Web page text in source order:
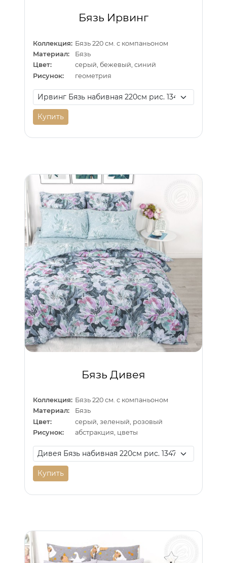
Бязь Ирвинг
Коллекция: Бязь 220 см. с компаньоном
Материал:
Бязь
Цвет:
серый, бежевый, синий
Рисунок:
геометрия
Купить
Бязь Дивея
Коллекция: Бязь 220 см. с компаньоном
Материал:
Бязь
Цвет:
серый, зеленый, розовый
Рисунок:
абстракция, цветы
Купить